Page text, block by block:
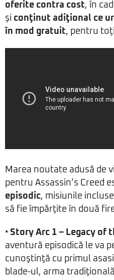
oferite contra cost, în
şi conţinut adiţional ce
în mod gratuit, pentru
Marea noutate adusă de
pentru Assassin’s Creed
episodic, misiunile
să fie împărţite în două
• Story Arc 1 – Legacy of
aventură episodică le va
cunoştinţă cu primul
blade-ul, arma